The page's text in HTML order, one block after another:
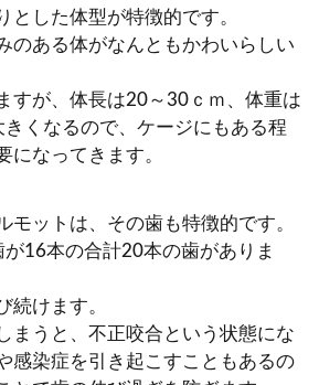
を使う方法と注意すること
プ、スノコ、ペットシーツなどいといろ
なものがありますが、何にすれ...
モルモットを飼う場合、メリッ
多い
モルモットを飼うことについてお悩みで
とした体型が特徴的です。
のある体がなんともかわいらしい
すが、体長は20～30ｃｍ、体重は
くなるので、ケージにもある程
になってきます。
モットは、その歯も特徴的です。
16本の合計20本の歯がありま
続けます。
まうと、不正咬合という状態にな
感染症を引き起こすこともあるの